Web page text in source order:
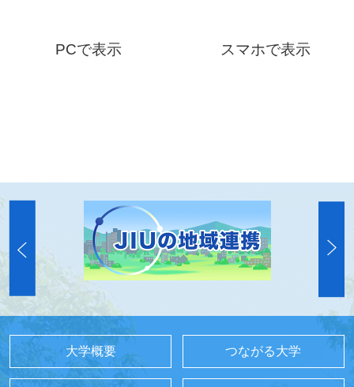
PCで表示 スマホで表示
大学概要 つながる大学